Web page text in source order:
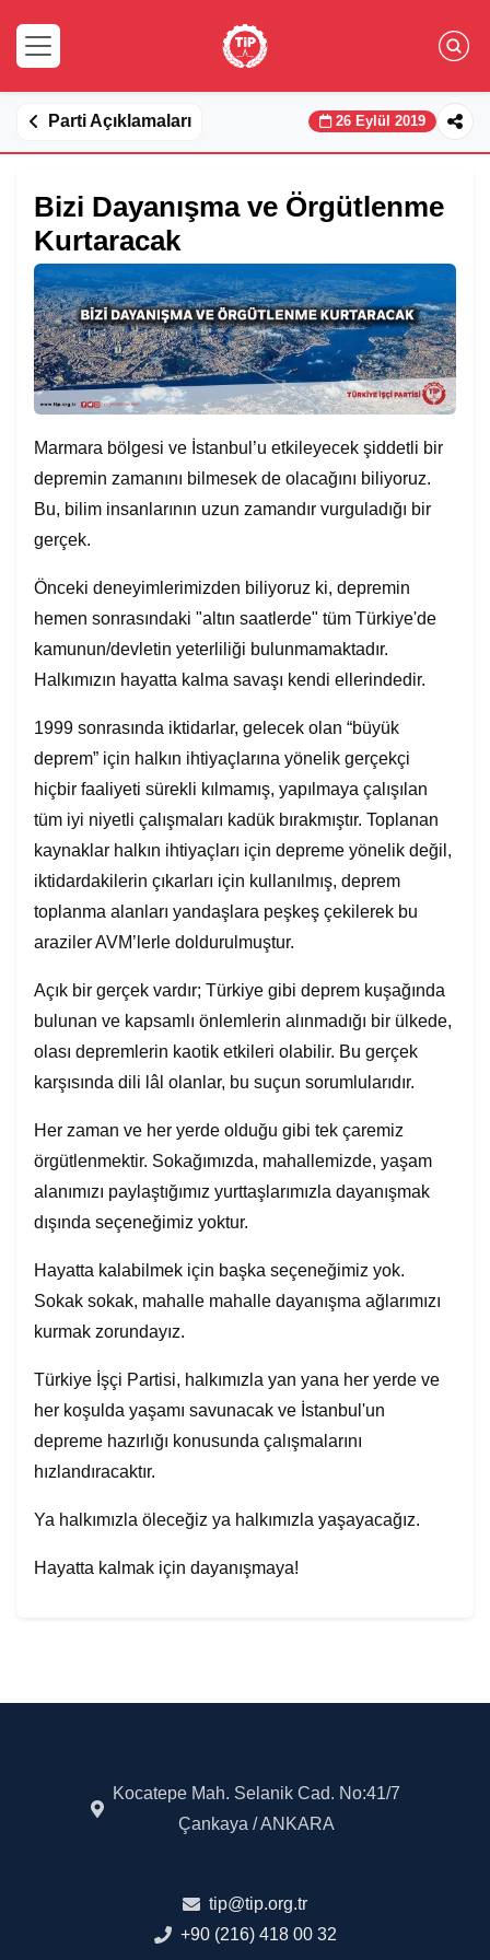
Parti Açıklamaları 26 Eylül 2019
Bizi Dayanışma ve Örgütlenme
Kurtaracak
Marmara bölgesi ve İstanbul’u etkileyecek şiddetli bir
depremin zamanını bilmesek de olacağını biliyoruz.
Bu, bilim insanlarının uzun zamandır vurguladığı bir
gerçek.
Önceki deneyimlerimizden biliyoruz ki, depremin
hemen sonrasındaki "altın saatlerde" tüm Türkiye'de
kamunun/devletin yeterliliği bulunmamaktadır.
Halkımızın hayatta kalma savaşı kendi ellerindedir.
1999 sonrasında iktidarlar, gelecek olan “büyük
deprem” için halkın ihtiyaçlarına yönelik gerçekçi
hiçbir faaliyeti sürekli kılmamış, yapılmaya çalışılan
tüm iyi niyetli çalışmaları kadük bırakmıştır. Toplanan
kaynaklar halkın ihtiyaçları için depreme yönelik değil,
iktidardakilerin çıkarları için kullanılmış, deprem
toplanma alanları yandaşlara peşkeş çekilerek bu
araziler AVM’lerle doldurulmuştur.
Açık bir gerçek vardır; Türkiye gibi deprem kuşağında
bulunan ve kapsamlı önlemlerin alınmadığı bir ülkede,
olası depremlerin kaotik etkileri olabilir. Bu gerçek
karşısında dili lâl olanlar, bu suçun sorumlularıdır.
Her zaman ve her yerde olduğu gibi tek çaremiz
örgütlenmektir. Sokağımızda, mahallemizde, yaşam
alanımızı paylaştığımız yurttaşlarımızla dayanışmak
dışında seçeneğimiz yoktur.
Hayatta kalabilmek için başka seçeneğimiz yok.
Sokak sokak, mahalle mahalle dayanışma ağlarımızı
kurmak zorundayız.
Türkiye İşçi Partisi, halkımızla yan yana her yerde ve
her koşulda yaşamı savunacak ve İstanbul'un
depreme hazırlığı konusunda çalışmalarını
hızlandıracaktır.
Ya halkımızla öleceğiz ya halkımızla yaşayacağız.
Hayatta kalmak için dayanışmaya!
Kocatepe Mah. Selanik Cad. No:41/7
Çankaya / ANKARA
tip@tip.org.tr
+90 (216) 418 00 32